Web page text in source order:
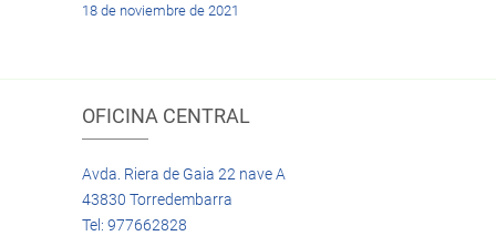
18 de noviembre de 2021
OFICINA CENTRAL
Avda. Riera de Gaia 22 nave A
43830 Torredembarra
Tel: 977662828